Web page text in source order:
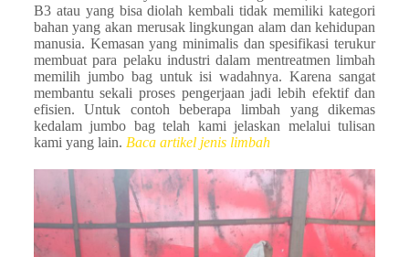
B3 atau yang bisa diolah kembali tidak memiliki kategori
bahan yang akan merusak lingkungan alam dan kehidupan
manusia. Kemasan yang minimalis dan spesifikasi terukur
membuat para pelaku industri dalam mentreatmen limbah
memilih jumbo bag untuk isi wadahnya. Karena sangat
membantu sekali proses pengerjaan jadi lebih efektif dan
efisien. Untuk contoh beberapa limbah yang dikemas
kedalam jumbo bag telah kami jelaskan melalui tulisan
kami yang lain. Baca artikel jenis limbah